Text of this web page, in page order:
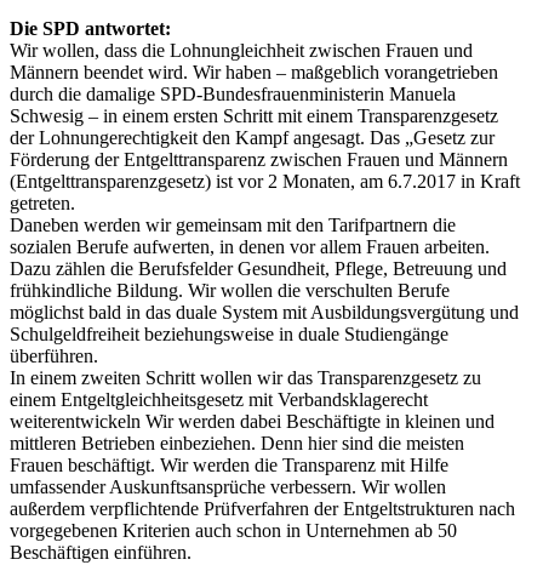
Die SPD antwortet:
Wir wollen, dass die Lohnungleichheit zwischen Frauen und
Männern beendet wird. Wir haben – maßgeblich vorangetrieben
durch die damalige SPD-Bundesfrauenministerin Manuela
Schwesig – in einem ersten Schritt mit einem Transparenzgesetz
der Lohnungerechtigkeit den Kampf angesagt. Das „Gesetz zur
Förderung der Entgelttransparenz zwischen Frauen und Männern
(Entgelttransparenzgesetz) ist vor 2 Monaten, am 6.7.2017 in Kraft
getreten.
Daneben werden wir gemeinsam mit den Tarifpartnern die
sozialen Berufe aufwerten, in denen vor allem Frauen arbeiten.
Dazu zählen die Berufsfelder Gesundheit, Pflege, Betreuung und
frühkindliche Bildung. Wir wollen die verschulten Berufe
möglichst bald in das duale System mit Ausbildungsvergütung und
Schulgeldfreiheit beziehungsweise in duale Studiengänge
überführen.
In einem zweiten Schritt wollen wir das Transparenzgesetz zu
einem Entgeltgleichheitsgesetz mit Verbandsklagerecht
weiterentwickeln Wir werden dabei Beschäftigte in kleinen und
mittleren Betrieben einbeziehen. Denn hier sind die meisten
Frauen beschäftigt. Wir werden die Transparenz mit Hilfe
umfassender Auskunftsansprüche verbessern. Wir wollen
außerdem verpflichtende Prüfverfahren der Entgeltstrukturen nach
vorgegebenen Kriterien auch schon in Unternehmen ab 50
Beschäftigen einführen.